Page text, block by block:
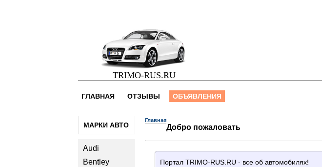
TRIMO-RUS.RU
ГЛАВНАЯ ОТЗЫВЫ ОБЪЯВЛЕНИЯ
МАРКИ АВТО
Audi
Bentley
Главная
Добро пожаловать
Портал TRIMO-RUS.RU - все об автомобилях!